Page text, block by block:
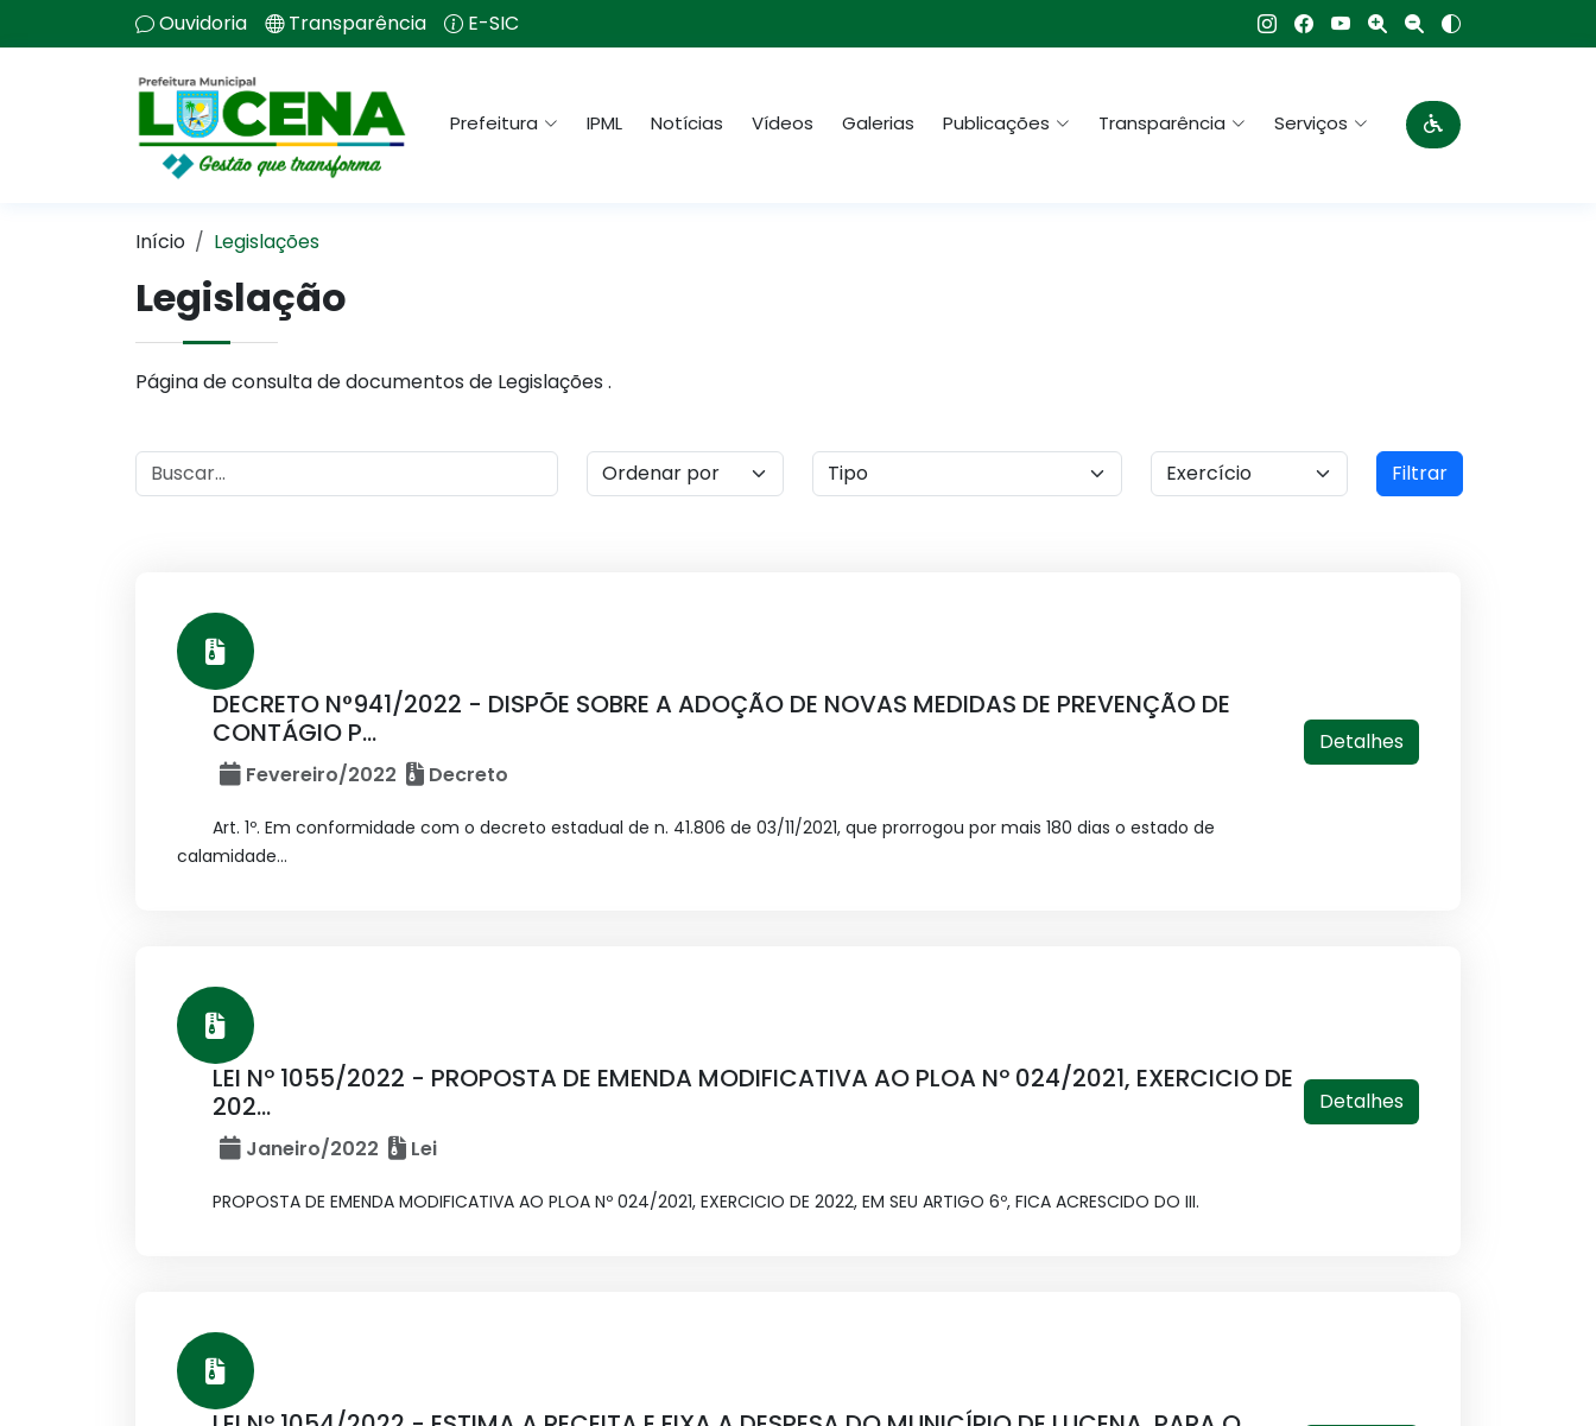
Ouvidoria Transparência E-SIC
Prefeitura IPML Notícias Vídeos Galerias Publicações Transparência Serviços
Início Legislações
Legislação
Página de consulta de documentos de Legislações .
Filtrar
DECRETO N°941/2022 - DISPÕE SOBRE A ADOÇÃO DE NOVAS MEDIDAS DE PREVENÇÃO DE
CONTÁGIO P...
Fevereiro/2022 Decreto
Art. 1º. Em conformidade com o decreto estadual de n. 41.806 de 03/11/2021, que prorrogou por mais 180 dias o estado de
calamidade...
Detalhes
LEI Nº 1055/2022 - PROPOSTA DE EMENDA MODIFICATIVA AO PLOA Nº 024/2021, EXERCICIO DE
202...
Janeiro/2022 Lei
PROPOSTA DE EMENDA MODIFICATIVA AO PLOA Nº 024/2021, EXERCICIO DE 2022, EM SEU ARTIGO 6º, FICA ACRESCIDO DO III.
Detalhes